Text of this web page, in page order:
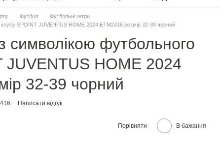
Футбол
Футбольні гетри
клубу SPOINT JUVENTUS HOME 2024 ETM2416 розмір 32-39 чорний
символікою футбольного
JUVENTUS HOME 2024
32-39 чорний
Написати відгук
Порівняти В бажання